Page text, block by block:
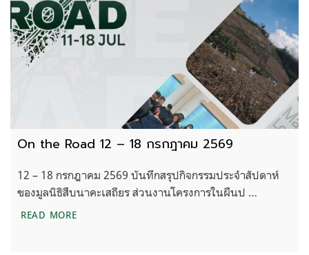
On the Road 12 – 18 กรกฎาคม 2569
12 – 18 กรกฎาคม 2569 บันทึกสรุปกิจกรรมประจำสัปดาห์
ของมูลนิธิสืบนาคะเสถียร ส่วนงานโครงการในผืนป …
READ MOREON THE ROAD 12 – 18 กรกฎาคม 2569